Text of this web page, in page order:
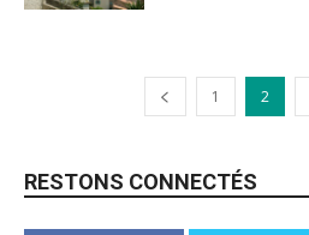
1 2
RESTONS CONNECTÉS